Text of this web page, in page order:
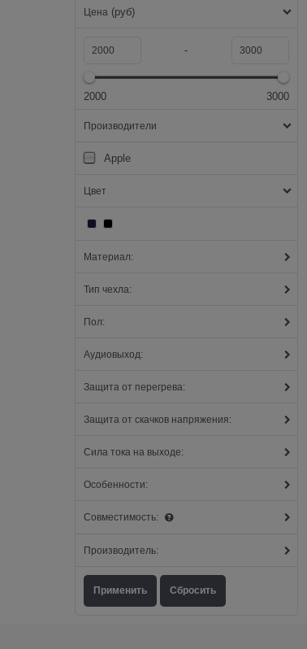
Цена (руб)
-
2000 3000
Производители
Apple
Цвет
Материал:
Тип чехла:
Пол:
Аудиовыход:
Защита от перегрева:
Защита от скачков напряжения:
Сила тока на выходе:
Особенности:
Совместимость:
Производитель: